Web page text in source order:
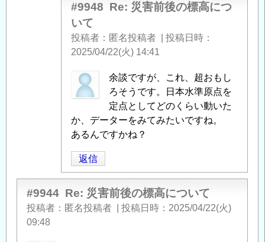
#9948 Re: 災害前後の標高につ
いて
投稿者 匿名投稿者
投稿日時
2025/04/22(火) 14:41
匿
名
稿
者
よ
る
「Re:
災
余談ですが、これ、超おもし
ろそうです。日本水準原点を
定点としてどのくらい動いた
か、データーをみてみたいですね。
あるんですかね？
返信
#9944 Re: 災害前後の標高について
投稿者 匿名投稿者 投稿日時
2025/04/22(火)
09:48